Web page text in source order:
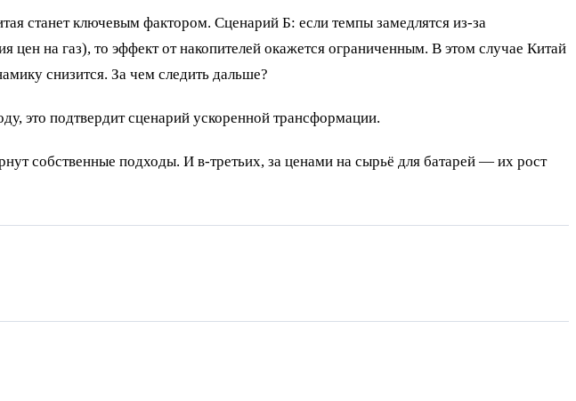
станет ключевым фактором. Сценарий Б: если темпы замедлятся из-за
на газ), то эффект от накопителей окажется ограниченным. В этом случае Китай
снизится. За чем следить дальше?
это подтвердит сценарий ускоренной трансформации.
собственные подходы. И в-третьих, за ценами на сырьё для батарей — их рост